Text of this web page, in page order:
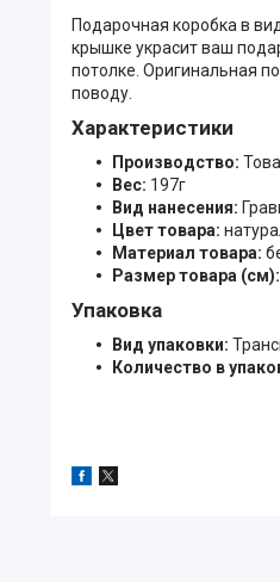
Подарочная коробка в
крышке украсит ваш
потолке. Оригинальная
поводу.
Характеристики
Производство:
Вес: 197г
Вид нанесения:
Цвет товара:
Материал товара:
Размер товара (см):
Упаковка
Вид упаковки:
Количество в